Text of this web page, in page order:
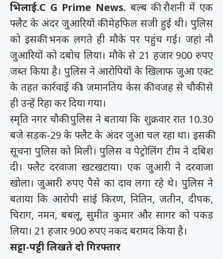
भिलाई.C G Prime News. बल्ब की रौशनी में एक
फ्लैट के अंदर जुआरियों की मेहफिल सजी हुई थी। पुलिस
को इसकी भनक लगते ही मौके पर पहुंच गई। जहां नौ
जुआरियों को दबोच लिया। मौके से 21 हजार 900 रुपए
जब्त किया है। पुलिस ने आरोपियों के खिलाफ जुआ एक्ट
के तहत कार्रवाई की। जमानतिय केस की वजह से चौकी से
ही उन्हें रिहा कर दिया गया।
स्मृति नगर चौकी पुलिस ने बताया कि शुक्रवार रात 10.30
बजे सड़क-29 के फ्लैट के अंदर जुआ चल रहा था। इसकी
सूचना पुलिस को मिली। पुलिस व पेट्रोलिंग टीम ने दबिश
दी। फ्लैट दरवाजा खटखटाया। एक जुआरी ने दरवाजा
खोला। जुआरी रुपए पैसे का दाव लगा रहे थे। पुलिस ने
बताया कि आरोपी सांई किरण, नितिन, जतीन, दीपक,
चिराग, नमन, बबलू, सुमीत कुमार और सागर को पकड़
लिया। 21 हजार 900 रुपए नकद बरामद किया है।
सट्टा-पट्टी लिखते दो गिरफ्तार